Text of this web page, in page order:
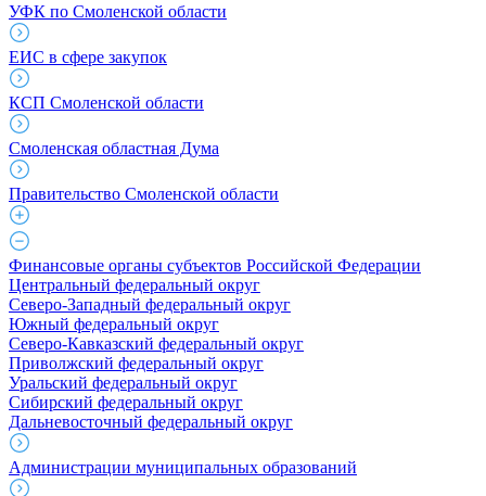
УФК по Смоленской области
ЕИС в сфере закупок
КСП Смоленской области
Смоленская областная Дума
Правительство Смоленской области
Финансовые органы субъектов Российской Федерации
Центральный федеральный округ
Северо-Западный федеральный округ
Южный федеральный округ
Северо-Кавказский федеральный округ
Приволжский федеральный округ
Уральский федеральный округ
Сибирский федеральный округ
Дальневосточный федеральный округ
Администрации муниципальных образований